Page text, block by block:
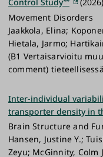
Movement Disorders
Jaakkola, Elina;
Hietala, Jarmo;
(B1 Vertaisarvioitu
comment)
Inter-individual
transporter density in
Brain Structure and
Hansen, Justine Y.;
Zeyu; McGinnity, Colm